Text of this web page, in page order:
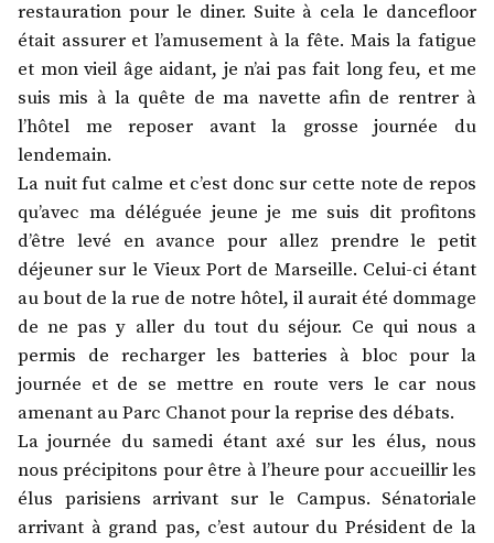
restauration pour le diner. Suite à cela le dancefloor
était assurer et l’amusement à la fête. Mais la fatigue
et mon vieil âge aidant, je n’ai pas fait long feu, et me
suis mis à la quête de ma navette afin de rentrer à
l’hôtel me reposer avant la grosse journée du
lendemain.
La nuit fut calme et c’est donc sur cette note de repos
qu’avec ma déléguée jeune je me suis dit profitons
d’être levé en avance pour allez prendre le petit
déjeuner sur le Vieux Port de Marseille. Celui-ci étant
au bout de la rue de notre hôtel, il aurait été dommage
de ne pas y aller du tout du séjour. Ce qui nous a
permis de recharger les batteries à bloc pour la
journée et de se mettre en route vers le car nous
amenant au Parc Chanot pour la reprise des débats.
La journée du samedi étant axé sur les élus, nous
nous précipitons pour être à l’heure pour accueillir les
élus parisiens arrivant sur le Campus. Sénatoriale
arrivant à grand pas, c’est autour du Président de la